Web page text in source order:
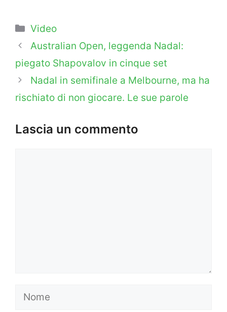
Categorie
Video
Australian Open, leggenda Nadal:
piegato Shapovalov in cinque set
Nadal in semifinale a Melbourne, ma ha
rischiato di non giocare. Le sue parole
Lascia un commento
Nome